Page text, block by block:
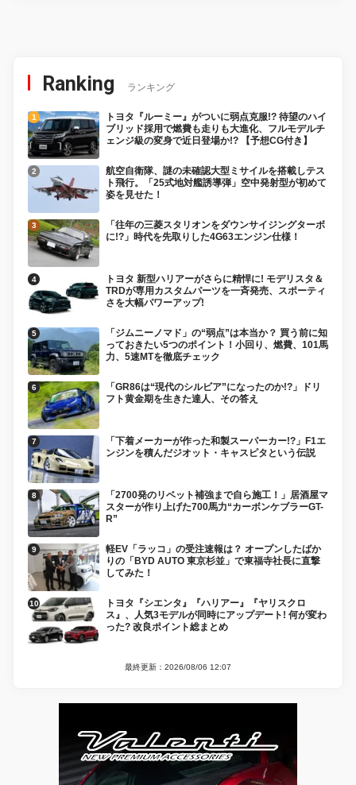
Ranking ランキング
トヨタ『ルーミー』がついに弱点克服!? 待望のハイ
ブリッド採用で燃費も走りも大進化、フルモデルチ
ェンジ級の変身で近日登場か!? 【予想CG付き】
航空自衛隊、謎の未確認大型ミサイルを搭載しテス
ト飛行。「25式地対艦誘導弾」空中発射型が初めて
姿を見せた！
「往年の三菱スタリオンをダウンサイジングターボ
に!?」時代を先取りした4G63エンジン仕様！
トヨタ 新型ハリアーがさらに精悍に! モデリスタ＆
TRDが専用カスタムパーツを一斉発売、スポーティ
さを大幅パワーアップ!
「ジムニーノマド」の“弱点”は本当か？ 買う前に知
っておきたい5つのポイント！小回り、燃費、101馬
力、5速MTを徹底チェック
「GR86は“現代のシルビア”になったのか!?」ドリ
フト黄金期を生きた達人、その答え
「下着メーカーが作った和製スーパーカー!?」F1エ
ンジンを積んだジオット・キャスピタという伝説
「2700発のリベット補強まで自ら施工！」居酒屋マ
スターが作り上げた700馬力“カーボンケブラーGT-
R”
軽EV「ラッコ」の受注速報は？ オープンしたばか
りの「BYD AUTO 東京杉並」で東福寺社長に直撃
してみた！
トヨタ『シエンタ』『ハリアー』『ヤリスクロ
ス』、人気3モデルが同時にアップデート! 何が変わ
った? 改良ポイント総まとめ
最終更新：2026/08/06 12:07